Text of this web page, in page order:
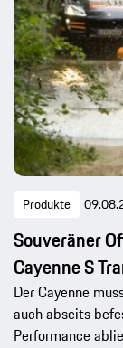
Produkte
Souveräner
Cayenne S
Der Cayenne
auch abseits
Performance